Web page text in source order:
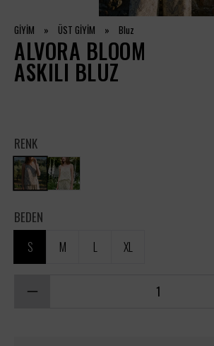
GİYİM » ÜST GİYİM » Bluz
ALVORA BLOOM
ASKILI BLUZ
RENK
BEDEN
S M L XL